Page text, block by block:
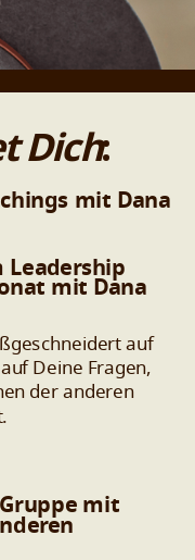
Dich:
mit Dana
Leadership
mit Dana
auf
Deine Fragen,
der anderen
mit